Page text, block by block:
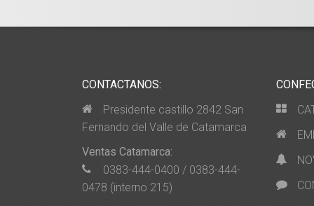
CONTACTANOS:
Presidente castillo 2842 San
Fernando del Valle de Catamarca
Ventas Catamarca:
0383-444-0400 / 0383-444-
0478 (interno 215)